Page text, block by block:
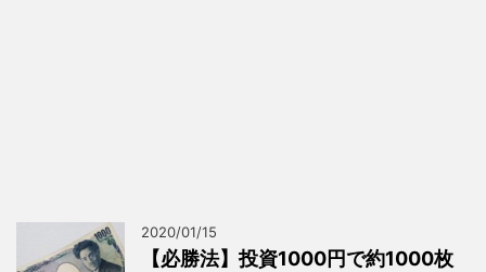
2020/01/15
【必勝法】投資1000円で約1000枚